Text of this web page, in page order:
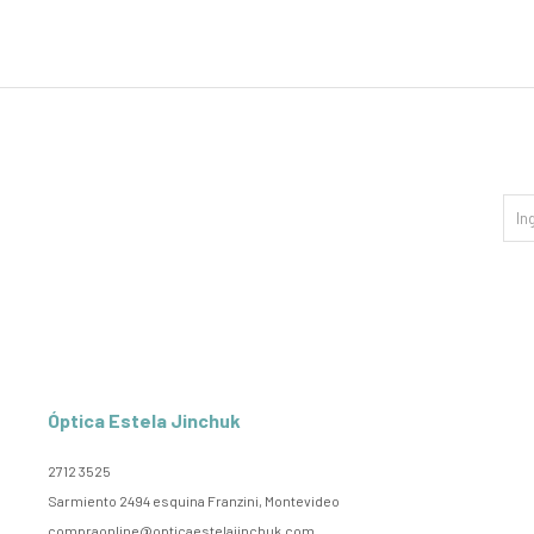
Óptica Estela Jinchuk
2712 3525
Sarmiento 2494 esquina Franzini, Montevideo